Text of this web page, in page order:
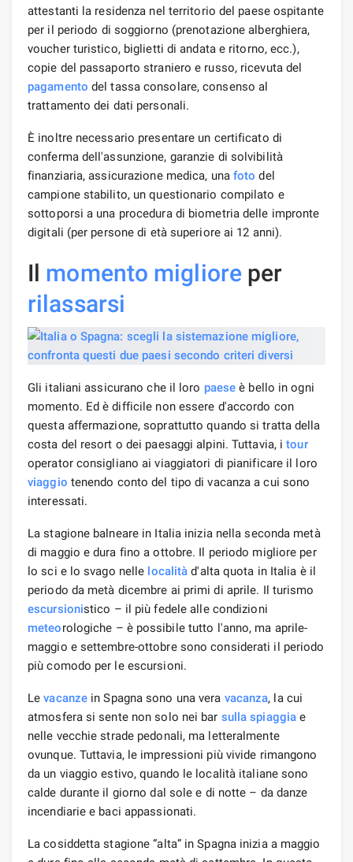
attestanti la residenza nel territorio del paese ospitante
per il periodo di soggiorno (prenotazione alberghiera,
voucher turistico, biglietti di andata e ritorno, ecc.),
copie del passaporto straniero e russo, ricevuta del
pagamento del tassa consolare, consenso al
trattamento dei dati personali.
È inoltre necessario presentare un certificato di
conferma dell'assunzione, garanzie di solvibilità
finanziaria, assicurazione medica, una foto del
campione stabilito, un questionario compilato e
sottoporsi a una procedura di biometria delle impronte
digitali (per persone di età superiore ai 12 anni).
Il momento miglioreper
rilassarsi
Gli italiani assicurano che il loro paese è bello in ogni
momento. Ed è difficile non essere d'accordo con
questa affermazione, soprattutto quando si tratta della
costa del resort o dei paesaggi alpini. Tuttavia, itour
operator consigliano ai viaggiatori di pianificare il loro
viaggio tenendo conto del tipo di vacanza a cui sono
interessati.
La stagione balneare in Italia inizia nella seconda metà
di maggio e dura fino a ottobre. Il periodo migliore per
lo sci e lo svago nelle località d'alta quota in Italia è il
periodo da metà dicembre ai primi di aprile. Il turismo
escursionistico – il più fedele alle condizioni
meteorologiche – è possibile tutto l'anno, ma aprile-
maggio e settembre-ottobre sono considerati il ​​periodo
più comodo per le escursioni.
Levacanze in Spagna sono una vera vacanza, la cui
atmosfera si sente non solo nei bar sulla spiaggia e
nelle vecchie strade pedonali, ma letteralmente
ovunque. Tuttavia, le impressioni più vivide rimangono
da un viaggio estivo, quando le località italiane sono
calde durante il giorno dal sole e di notte – da danze
incendiarie e baci appassionati.
La cosiddetta stagione “alta” in Spagna inizia a maggio